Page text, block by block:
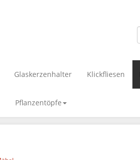
Glaskerzenhalter Klickfliesen
Pflanzentöpfe